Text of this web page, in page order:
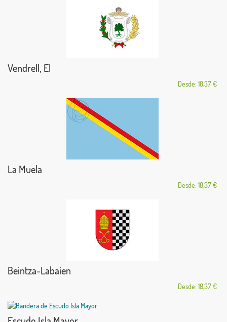
Vendrell, El
Desde: 18,37 €
La Muela
Desde: 18,37 €
Beintza-Labaien
Desde: 18,37 €